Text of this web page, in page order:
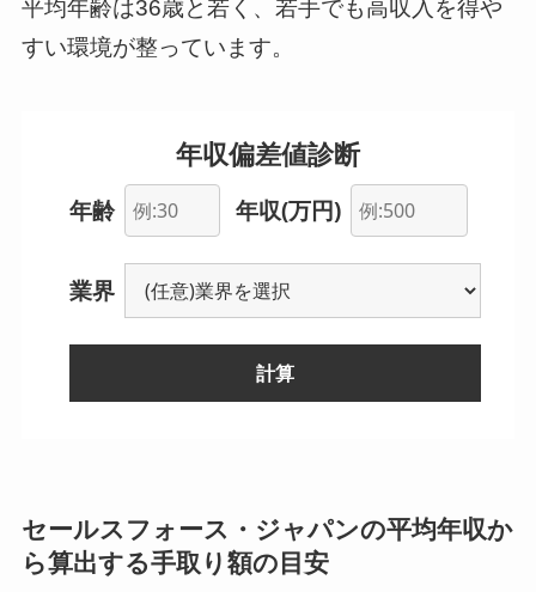
平均年齢は36歳と若く、若手でも高収入を得や
すい環境が整っています。
年収偏差値診断
年齢 年収(万円)
業界
計算
セールスフォース・ジャパンの平均年収か
ら算出する手取り額の目安